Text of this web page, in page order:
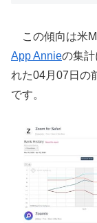
この傾向は米
App Annieの集
れた04月07日の
です。